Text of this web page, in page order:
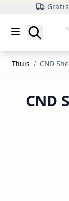
Zoeken
Thuis / CND
CND